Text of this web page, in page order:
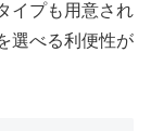
イプも用意され
選べる利便性が